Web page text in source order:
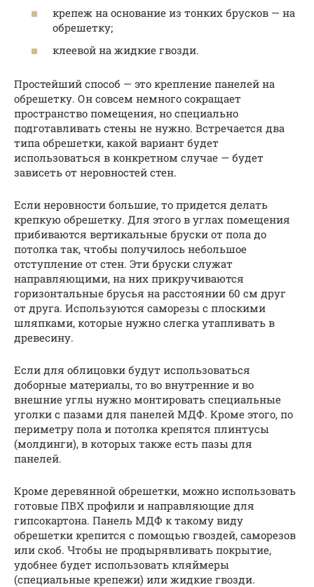
крепеж на основание из тонких брусков — на
обрешетку;
клеевой на жидкие гвозди.
Простейший способ — это крепление панелей на
обрешетку. Он совсем немного сокращает
пространство помещения, но специально
подготавливать стены не нужно. Встречается два
типа обрешетки, какой вариант будет
использоваться в конкретном случае — будет
зависеть от неровностей стен.
Если неровности большие, то придется делать
крепкую обрешетку. Для этого в углах помещения
прибиваются вертикальные бруски от пола до
потолка так, чтобы получилось небольшое
отступление от стен. Эти бруски служат
направляющими, на них прикручиваются
горизонтальные брусья на расстоянии 60 см друг
от друга. Используются саморезы с плоскими
шляпками, которые нужно слегка утапливать в
древесину.
Если для облицовки будут использоваться
доборные материалы, то во внутренние и во
внешние углы нужно монтировать специальные
уголки с пазами для панелей МДФ. Кроме этого, по
периметру пола и потолка крепятся плинтусы
(молдинги), в которых также есть пазы для
панелей.
Кроме деревянной обрешетки, можно использовать
готовые ПВХ профили и направляющие для
гипсокартона. Панель МДФ к такому виду
обрешетки крепится с помощью гвоздей, саморезов
или скоб. Чтобы не продырявливать покрытие,
удобнее будет использовать кляймеры
(специальные крепежи) или жидкие гвозди.